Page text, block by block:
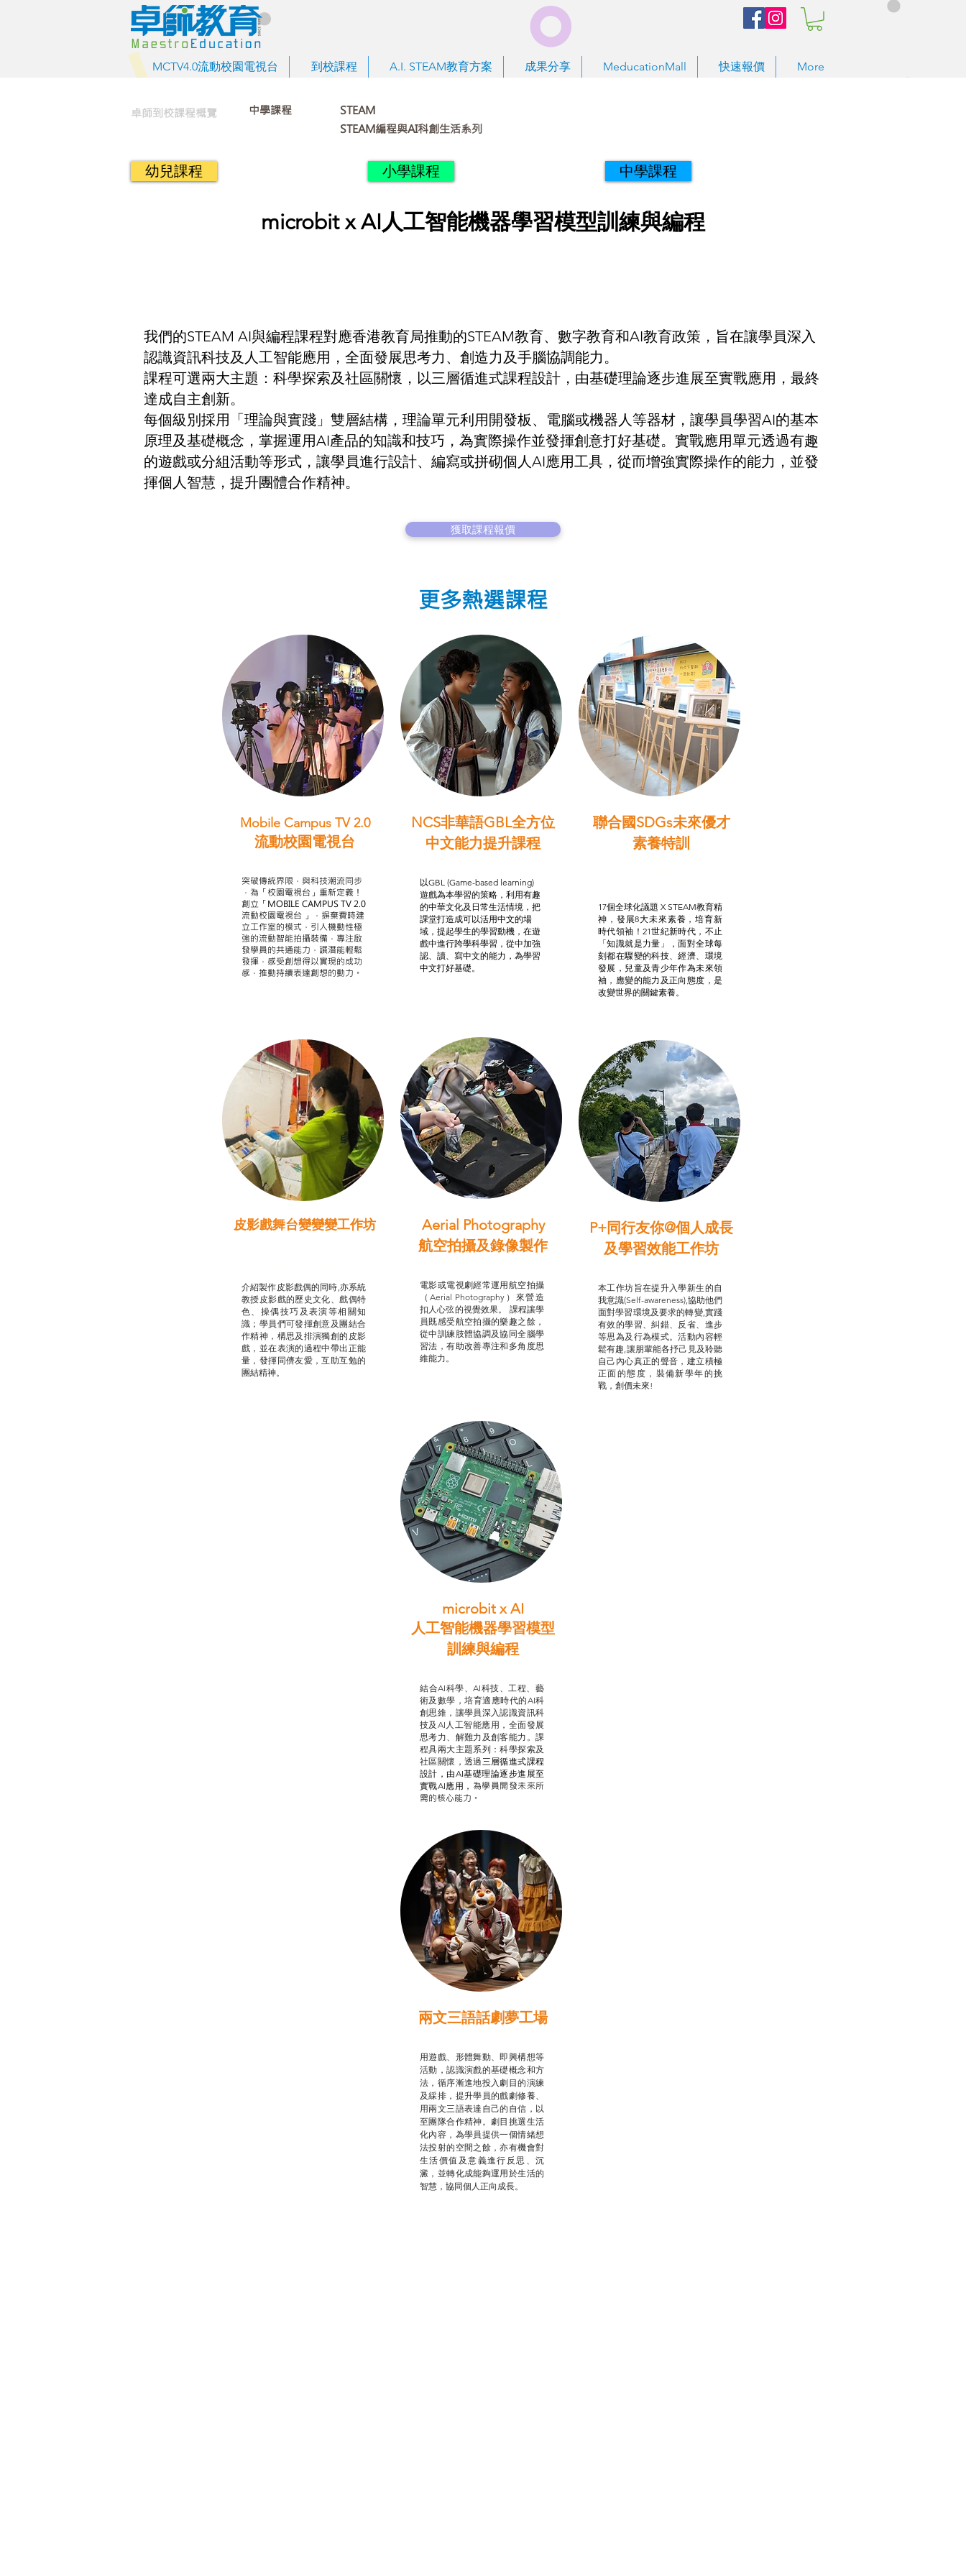
MCTV4.0流動校園電視台 到校課程 A.I. STEAM教育方案 成果分享 MeducationMall 快速報價 More
卓師到校課程概覽
中學課程
STEAM編程與AI科創生活系列
STEAM
我們的STEAM AI與編程課程對應香港教育局推動的STEAM教育、數字教育和AI教育政策，旨在讓學員深入
認識資訊科技及人工智能應用，全面發展思考力、創造力及手腦協調能力。
課程可選兩大主題：科學探索及社區關懷，以三層循進式課程設計，由基礎理論逐步進展至實戰應用，最終
達成自主創新。
每個級別採用「理論與實踐」雙層結構，理論單元利用開發板、電腦或機器人等器材，讓學員學習AI的基本
原理及基礎概念，掌握運用AI產品的知識和技巧，為實際操作並發揮創意打好基礎。實戰應用單元透過有趣
的遊戲或分組活動等形式，讓學員進行設計、編寫或拼砌個人AI應用工具，從而增強實際操作的能力，並發
揮個人智慧，提升團體合作精神。
獲取課程報價
幼兒課程 小學課程 中學課程
microbit x AI人工智能機器學習模型訓練與編程
更多熱選課程
Mobile Campus TV 2.0
流動校園電視台
突破傳統界限，與科技潮流同步
，為「校園電視台」重新定義！
創立「MOBILE CAMPUS TV 2.0
流動校園電視台 」，摒棄費時建
立工作室的模式，引人機動性極
強的流動智能拍攝裝備，專注啟
發學員的共通能力，譔潛能輕鬆
發揮，感受創想得以實現的成功
感，推動持續表達創想的動力。
皮影戲舞台變變變工作坊
介紹製作皮影戲偶的同時,亦系統
教授皮影戲的歷史文化、戲偶特
色、操偶技巧及表演等相關知
識；學員們可發揮創意及團結合
作精神，構思及排演獨創的皮影
戲，並在表演的過程中帶出正能
量，發揮同儕友愛，互助互勉的
團結精神。
NCS非華語GBL全方位
中文能力提升課程
以GBL (Game-based learning)
遊戲為本學習的策略，利用有趣
的中華文化及日常生活情境，把
課堂打造成可以活用中文的場
域，提起學生的學習動機，在遊
戲中進行跨學科學習，從中加強
認、讀、寫中文的能力，為學習
中文打好基礎。
Aerial Photography
航空拍攝及錄像製作
電影或電視劇經常運用航空拍攝
（Aerial Photography）來營造
扣人心弦的視覺效果。 課程讓學
員既感受航空拍攝的樂趣之餘，
從中訓練肢體協調及協同全腦學
習法，有助改善專注和多角度思
維能力。
聯合國SDGs未來優才
素養特訓
17個全球化議題 X STEAM教育精
神，發展8大未來素養，培育新
時代領袖！21世紀新時代，不止
「知識就是力量」，面對全球每
刻都在驟變的科技、經濟、環境
發展，兒童及青少年作為未來領
袖，應變的能力及正向態度，是
改變世界的關鍵素養。
P+同行友你@個人成長
及學習效能工作坊
本工作坊旨在提升入學新生的自
我意識(Self-awareness),協助他們
面對學習環境及要求的轉變,實踐
有效的學習、糾錯、反省、進步
等思為及行為模式。活動內容輕
鬆有趣,讓朋輩能各抒己見及聆聽
自己內心真正的聲音，建立積極
正面的態度，裝備新學年的挑
戰，創價未來!
microbit x AI
人工智能機器學習模型
訓練與編程
結合AI科學、AI科技、工程、藝
術及數學，培育適應時代的AI科
創思維，讓學員深入認識資訊科
技及AI人工智能應用，全面發展
思考力、解難力及創客能力。課
程具兩大主題系列：科學探索及
社區關懷，透過 三層循進式課程
設計， 由AI基礎理論逐步進展至
實戰AI應用， 為學員開發未來所
需的核心能力。
兩文三語話劇夢工場
用遊戲、形體舞動、即興構想等
活動，認識演戲的基礎概念和方
法，循序漸進地投入劇目的演練
及綵排，提升學員的戲劇修養、
用兩文三語表達自己的自信，以
至團隊合作精神。劇目挑選生活
化內容，為學員提供一個情緒想
法投射的空間之餘，亦有機會對
生活價值及意義進行反思、沉
澱，並轉化成能夠運用於生活的
智慧，協同個人正向成長。